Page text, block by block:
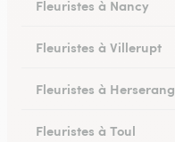
Fleuristes à Nancy
Fleuristes à Villerupt
Fleuristes à
Fleuristes à Toul